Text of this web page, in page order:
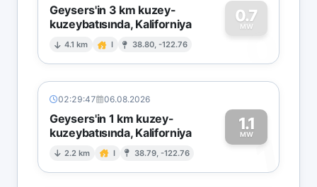
Geysers'in 3 km kuzey-
kuzeybatısında, Kaliforniya
4.1 km I 38.80, -122.76
0.7
MW
0
02:29:47 06.08.2026
Geysers'in 1 km kuzey-
kuzeybatısında, Kaliforniya
2.2 km I 38.79, -122.76
1.1
MW1